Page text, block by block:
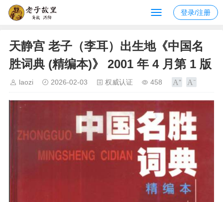
登录/注册
天静宫 老子（李耳）出生地《中国名
胜词典 (精编本)》 2001 年 4 月第 1 版
laozi 2026-02-03 权威认证 458